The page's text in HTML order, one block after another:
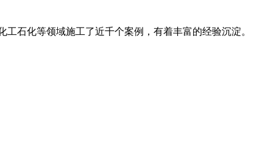
石化等领域施工了近千个案例，有着丰富的经验沉淀。